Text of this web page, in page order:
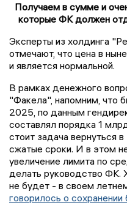
Получаем в сумме и
которые ФК должен
Эксперты из холдинга
отмечают, что цена в
и является нормальной.
В рамках денежного
"Факела", напомним, что
2025, по данным
составлял порядка 1
стоит задача вернуться
сжатые сроки. И в этом
увеличение лимита по
делать руководство ФК.
не будет - в своем
говорилось о